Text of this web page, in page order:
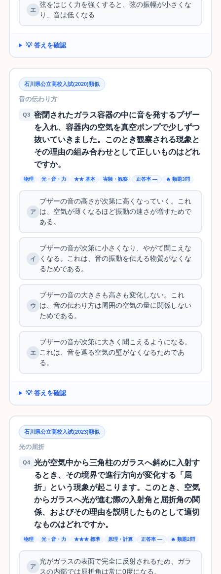
弦をはじく力を強くすると、弦の振幅が小さくな
り、音は低くなる
💡 答えを確認
石川県公立高校入試(2020)類似
音の伝わり方
Q3
密閉されたガラス容器の中に音を発するブザー
を入れ、容器内の空気を真空ポンプで少しずつ
抜いていきました。このとき観察される現象と
その理由の組み合わせとして正しいものはどれ
ですか。
物理 光・音・力 ★★ 基本 実験・観察 正答率 — 🔥 類題3問
ブザーの音の高さが次第に高くなっていく。これ
は、空気が薄くなるほど振動の速さが増すためで
ある。
ブザーの音が次第に小さくなり、やがて聞こえな
くなる。これは、音の振動を伝える物質がなくな
るためである。
ブザーの音の大きさも高さも変化しない。これ
は、音の伝わり方は周囲の空気の量に関係しない
ためである。
ブザーの音が次第に大きく聞こえるようになる。
これは、音を遮る空気の壁がなくなるためであ
る。
💡 答えを確認
石川県公立高校入試(2023)類似
光の屈折
Q4
光が空気中から三角柱のガラスへ斜めに入射す
るとき、その境界で進行方向が変化する「屈
折」という現象が起こります。このとき、空気
からガラスへ光が進む際の入射角と屈折角の関
係、およびその理由を説明したものとして適切
なものはどれですか。
物理 光・音・力 ★★★ 標準 原理・計算 正答率 — 🔥 類題2問
光がガラスの表面で完全に反射されるため、ガラ
スの内部では屈折角は常に0度になる。